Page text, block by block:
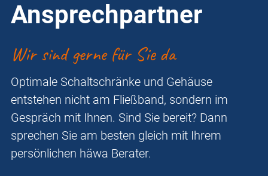
Ansprechpartner
Wir sind gerne für Sie da
Optimale Schaltschränke und Gehäuse
entstehen nicht am Fließband, sondern im
Gespräch mit Ihnen. Sind Sie bereit? Dann
sprechen Sie am besten gleich mit Ihrem
persönlichen häwa Berater.